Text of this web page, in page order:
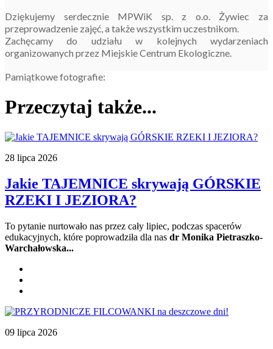
Dziękujemy serdecznie MPWiK sp. z o.o. Żywiec za
przeprowadzenie zajęć, a takżewszystkim uczestnikom.
Zachęcamy do udziału w kolejnych wydarzeniach
organizowanych przez Miejskie Centrum Ekologiczne.
Pamiątkowe fotografie:
Przeczytaj także...
28 lipca 2026
Jakie TAJEMNICE skrywają GÓRSKIE
RZEKI I JEZIORA?
To pytanie nurtowało nas przez cały lipiec, podczas spacerów
edukacyjnych, które poprowadziła dla nas dr Monika Pietraszko-
Warchałowska...
09 lipca 2026